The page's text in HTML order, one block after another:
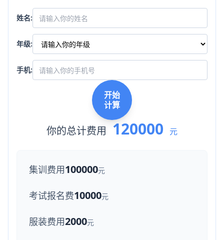
姓名:
年级:
手机:
开始
计算
你的总计费用 120000 元
集训费用100000元
考试报名费10000元
服装费用2000元